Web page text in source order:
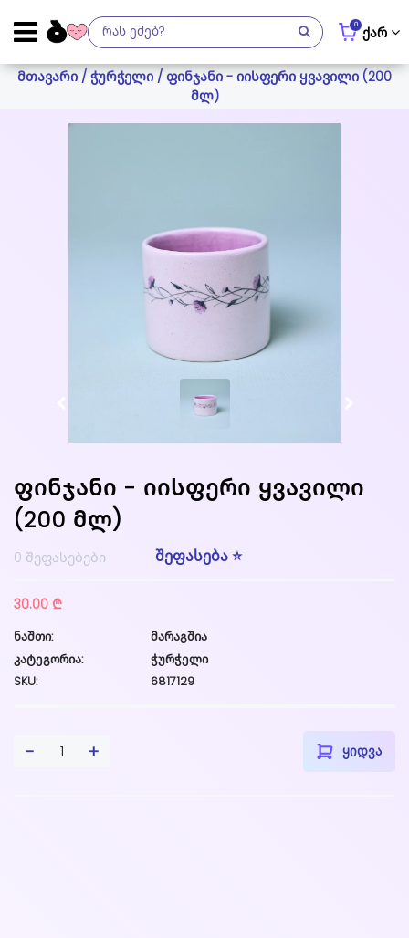
ქარ
0
მთავარი / ჭურჭელი / ფინჯანი - იისფერი ყვავილი (200
მლ)
ფინჯანი - იისფერი ყვავილი
(200 მლ)
0 შეფასებები შეფასება ⭐
30.00 ₾
ნაშთი:
მარაგშია
კატეგორია:
ჭურჭელი
SKU:
6817129
- 1 + ყიდვა